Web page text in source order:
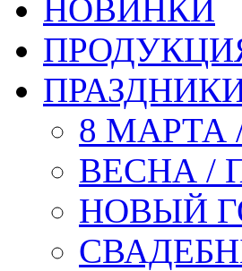
НОВИНКИ
8 МАРТА
ВЕСНА /
НОВЫЙ